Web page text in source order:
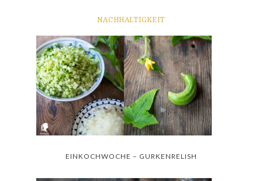
NACHHALTIGKEIT
EINKOCHWOCHE – GURKENRELISH